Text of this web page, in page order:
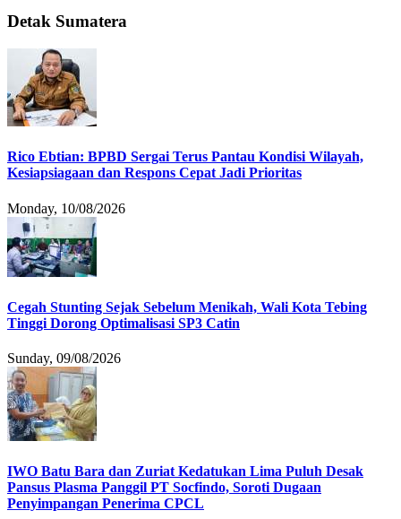
Detak Sumatera
Rico Ebtian: BPBD Sergai Terus Pantau Kondisi Wilayah,
Kesiapsiagaan dan Respons Cepat Jadi Prioritas
Monday, 10/08/2026
Cegah Stunting Sejak Sebelum Menikah, Wali Kota Tebing
Tinggi Dorong Optimalisasi SP3 Catin
Sunday, 09/08/2026
IWO Batu Bara dan Zuriat Kedatukan Lima Puluh Desak
Pansus Plasma Panggil PT Socfindo, Soroti Dugaan
Penyimpangan Penerima CPCL